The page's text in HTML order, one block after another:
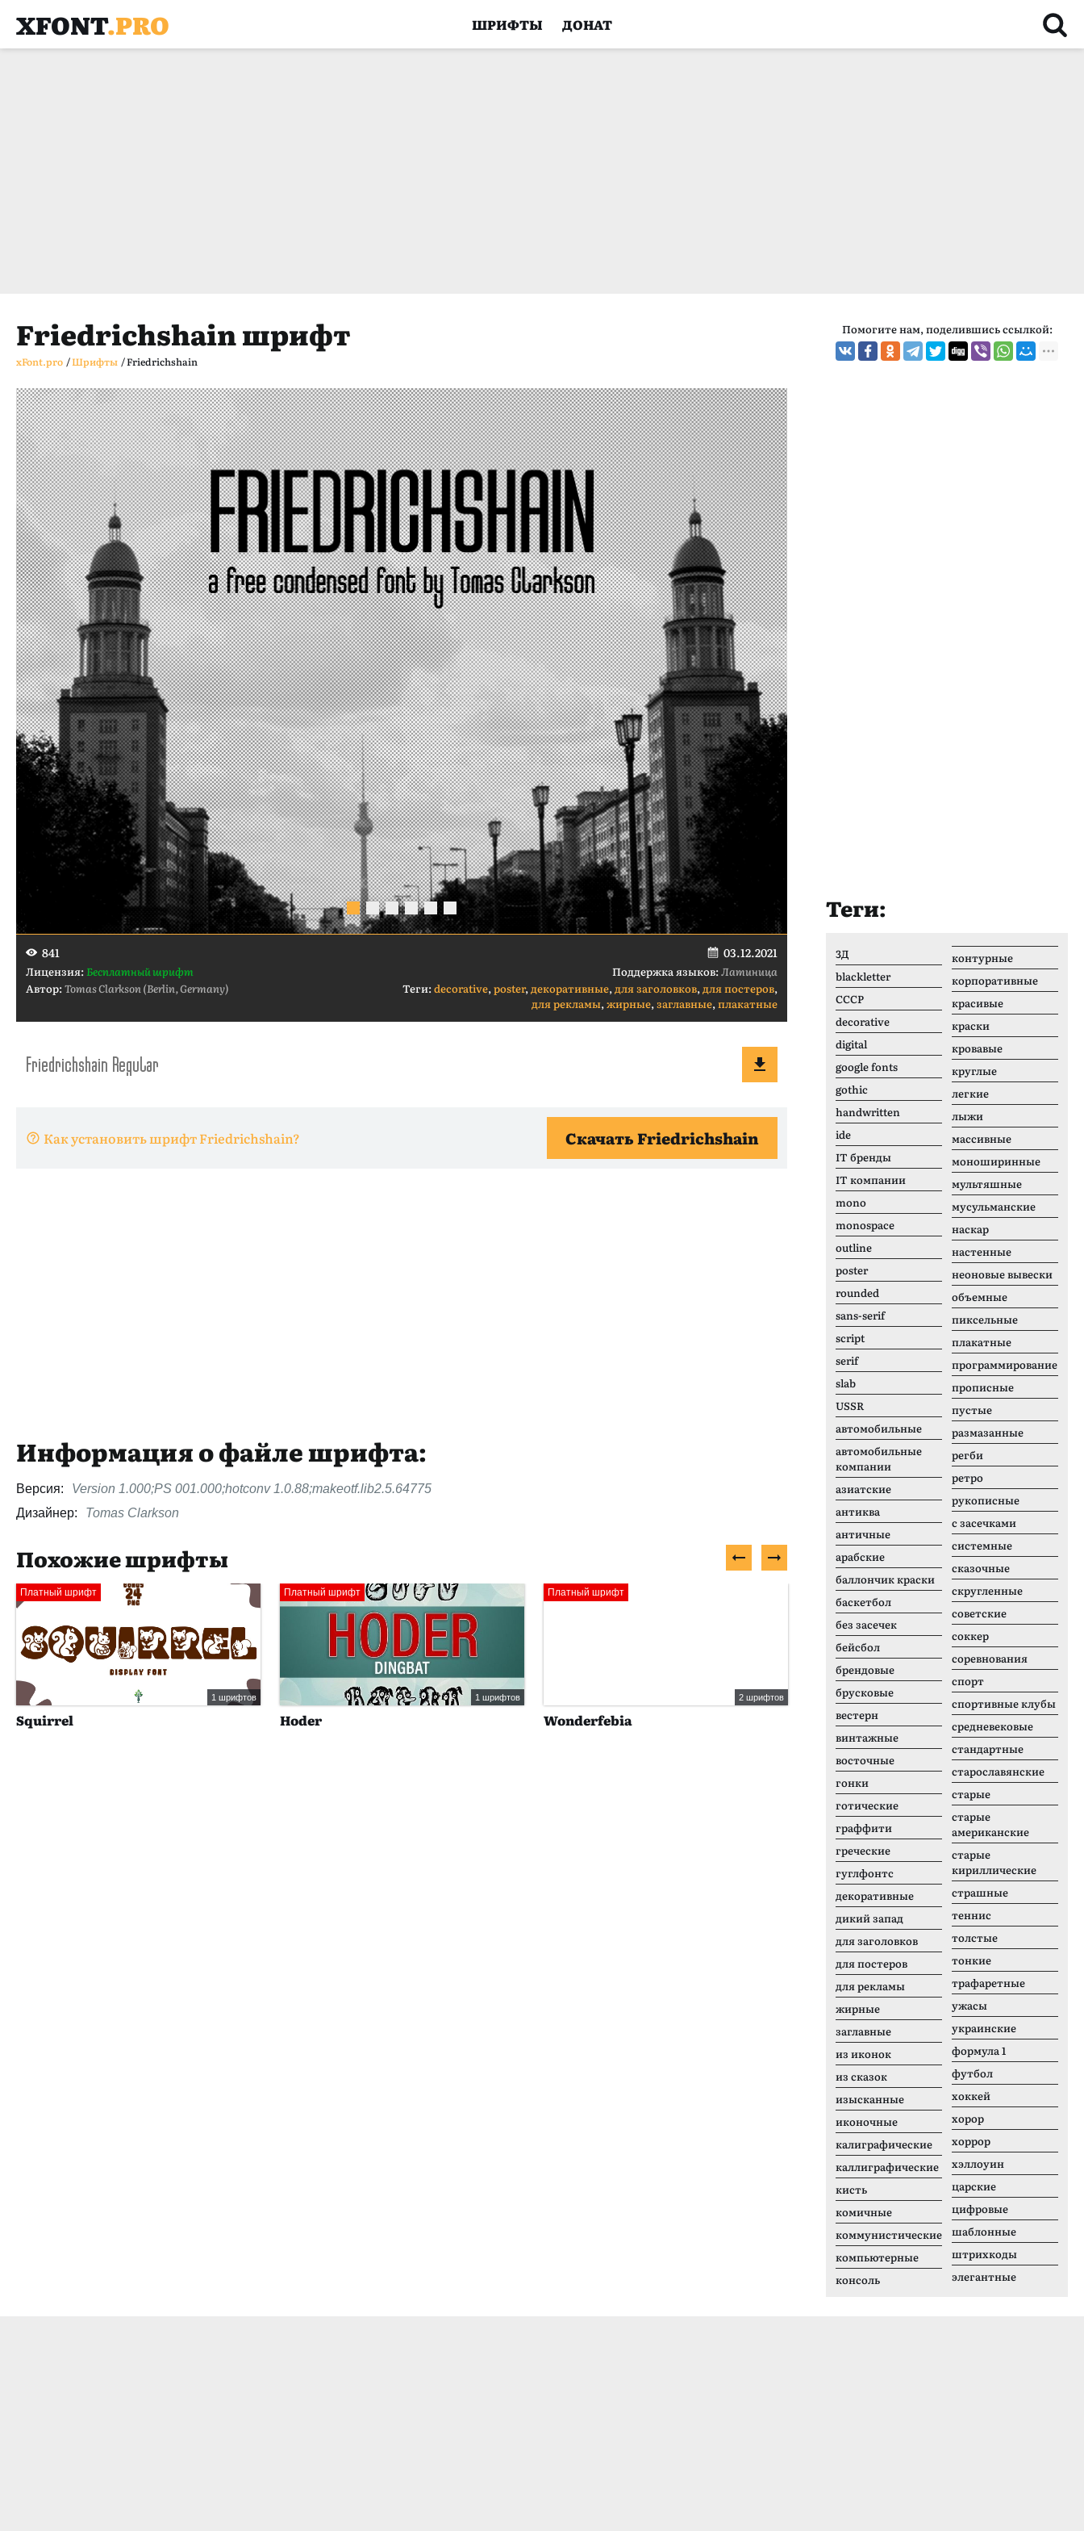
XFONT.PRO ШРИФТЫ ДОНАТ
Friedrichshain шрифт
xFont.pro /Шрифты /Friedrichshain
Помогите нам, поделившись ссылкой:
841 03.12.2021
Лицензия: Бесплатный шрифт Поддержка языков:Латиница
Автор:Tomas Clarkson (Berlin, Germany) Теги:decorative, poster, декоративные, для заголовков, для постеров,
для рекламы, жирные, заглавные, плакатные
Как установить шрифт Friedrichshain? Скачать Friedrichshain
Информация о файле шрифта:
Версия:
Version 1.000;PS 001.000;hotconv 1.0.88;makeotf.lib2.5.64775
Дизайнер:
Tomas Clarkson
Похожие шрифты
Платный шрифт
1 шрифтов
Squirrel
Платный шрифт
1 шрифтов
Hoder
Платный шрифт
2 шрифтов
Wonderfebia
Платный шрифт
A10 STAR Black
Теги:
3Д
blackletter
CCCР
decorative
digital
google fonts
gothic
handwritten
ide
IT бренды
IT компании
mono
monospace
outline
poster
rounded
sans-serif
script
serif
slab
USSR
автомобильные
автомобильные
компании
азиатские
антиква
античные
арабские
баллончик краски
баскетбол
без засечек
бейсбол
брендовые
брусковые
вестерн
винтажные
восточные
гонки
готические
граффити
греческие
гуглфонтс
декоративные
дикий запад
для заголовков
для постеров
для рекламы
жирные
заглавные
из иконок
из сказок
изысканные
иконочные
калиграфические
каллиграфические
кисть
комичные
коммунистические
компьютерные
консоль
контурные
корпоративные
красивые
краски
кровавые
круглые
легкие
лыжи
массивные
моноширинные
мультяшные
мусульманские
наскар
настенные
неоновые вывески
объемные
пиксельные
плакатные
программирование
прописные
пустые
размазанные
регби
ретро
рукописные
с засечками
системные
сказочные
скругленные
советские
соккер
соревнования
спорт
спортивные клубы
средневековые
стандартные
старославянские
старые
старые
американские
старые
кириллические
страшные
теннис
толстые
тонкие
трафаретные
ужасы
украинские
формула 1
футбол
хоккей
хорор
хоррор
хэллоуин
царские
цифровые
шаблонные
штрихкоды
элегантные